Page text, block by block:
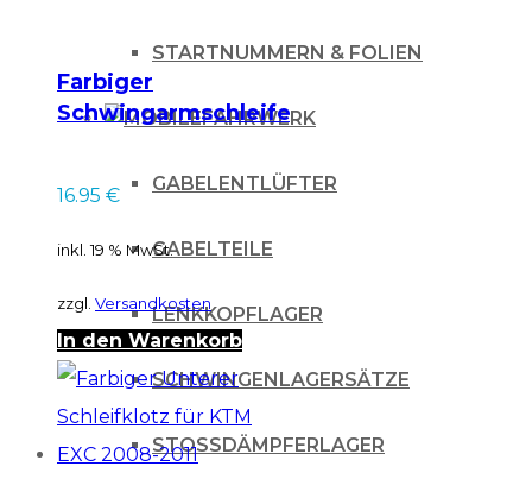
STARTNUMMERN & FOLIEN
FAHRWERK
GABELENTLÜFTER
GABELTEILE
LENKKOPFLAGER
SCHWINGENLAGERSÄTZE
STOSSDÄMPFERLAGER
Farbiger
Schwingarmschleifer
16.95 €
inkl. 19 % MwSt.
zzgl. Versandkosten
In den Warenkorb